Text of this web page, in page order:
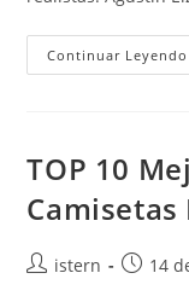
Continuar Leyendo
TOP 10
Camisetas
Autoristern 14